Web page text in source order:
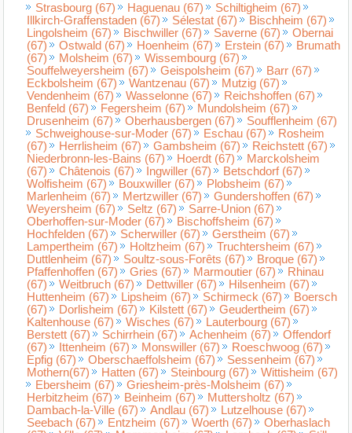
Strasbourg (67)
Haguenau (67)
Schiltigheim (67)
Illkirch-Graffenstaden (67)
Sélestat (67)
Bischheim (67)
Lingolsheim (67)
Bischwiller (67) Saverne (67)
Obernai
(67)
Ostwald (67) Hoenheim (67) Erstein (67)
Brumath
(67)
Molsheim (67)
Wissembourg (67)
Souffelweyersheim (67)
Geispolsheim (67)
Barr (67)
Eckbolsheim (67)
Wantzenau (67)
Mutzig (67)
Vendenheim (67)
Wasselonne (67)
Reichshoffen (67)
Benfeld (67)
Fegersheim (67)
Mundolsheim (67)
Drusenheim (67)
Oberhausbergen (67)
Soufflenheim (67)
Schweighouse-sur-Moder (67)
Eschau (67)
Rosheim
(67)
Herrlisheim (67) Gambsheim (67)
Reichstett (67)
Niederbronn-les-Bains (67)
Hoerdt (67)
Marckolsheim
(67)
Châtenois (67) Ingwiller (67)
Betschdorf (67)
Wolfisheim (67)
Bouxwiller (67)
Plobsheim (67)
Marlenheim (67)
Mertzwiller (67)
Gundershoffen (67)
Weyersheim (67)
Seltz (67)
Sarre-Union (67)
Oberhoffen-sur-Moder (67)
Bischoffsheim (67)
Hochfelden (67)
Scherwiller (67)
Gerstheim (67)
Lampertheim (67)
Holtzheim (67)
Truchtersheim (67)
Duttlenheim (67)
Soultz-sous-Forêts (67)
Broque (67)
Pfaffenhoffen (67)
Gries (67) Marmoutier (67)
Rhinau
(67)
Weitbruch (67) Dettwiller (67)
Hilsenheim (67)
Huttenheim (67)
Lipsheim (67) Schirmeck (67)
Boersch
(67)
Dorlisheim (67) Kilstett (67)
Geudertheim (67)
Kaltenhouse (67)
Wisches (67)
Lauterbourg (67)
Berstett (67)
Schirrhein (67) Achenheim (67)
Offendorf
(67)
Ittenheim (67) Monswiller (67)
Roeschwoog (67)
Epfig (67)
Oberschaeffolsheim (67)
Sessenheim (67)
Mothern(67)
Hatten (67) Steinbourg (67)
Wittisheim (67)
Ebersheim (67)
Griesheim-près-Molsheim (67)
Herbitzheim (67)
Beinheim (67)
Muttersholtz (67)
Dambach-la-Ville (67)
Andlau (67)
Lutzelhouse (67)
Seebach (67)
Entzheim (67) Woerth (67)
Oberhaslach